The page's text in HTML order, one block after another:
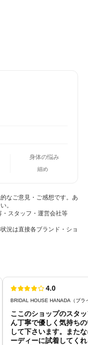
身体の悩み
細め
なご意見・ご感想です。あ
。
スタッフ・運営会社等
況は直接各ブランド・ショ
4.0
ここのショップのスタ
ん丁寧で優しく気持ち
して下さいます。また
ーディーに試着してく